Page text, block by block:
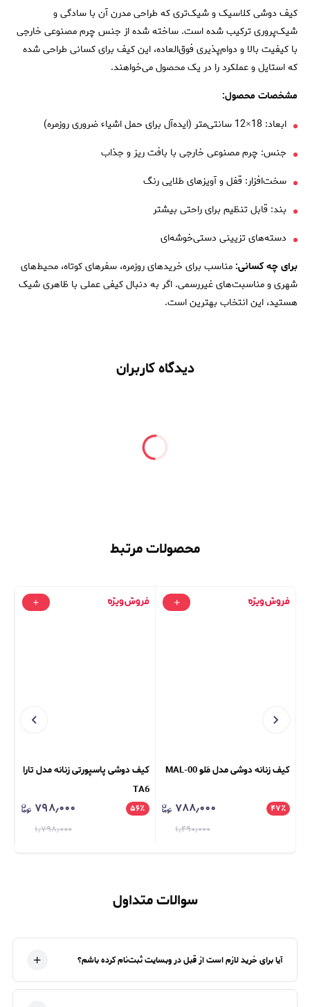
کیف دوشی کلاسیک و شیک‌تری که طراحی مدرن آن با سادگی و
شیک‌پروری ترکیب شده است. ساخته شده از جنس چرم مصنوعی خارجی
با کیفیت بالا و دوام‌پذیری فوق‌العاده، این کیف برای کسانی طراحی شده
که استایل و عملکرد را در یک محصول می‌خواهند.
مشخصات محصول:
ابعاد: 18×12 سانتی‌متر (ایده‌آل برای حمل اشیاء ضروری روزمره)
جنس: چرم مصنوعی خارجی با بافت ریز و جذاب
سخت‌افزار: قفل و آویزهای طلایی رنگ
بند: قابل تنظیم برای راحتی بیشتر
دسته‌های تزیینی دستی‌خوشه‌ای
برای چه کسانی: مناسب برای خریدهای روزمره، سفرهای کوتاه، محیط‌های
شهری و مناسبت‌های غیررسمی. اگر به دنبال کیفی عملی با ظاهری شیک
هستید، این انتخاب بهترین است.
دیدگاه کاربران
محصولات مرتبط
کیف زنانه دوشی مدل مَلو MAL-00
۴۷٪ ۷۸۸٫۰۰۰
۱٫۴۹۰٫۰۰۰
کیف دوشی پاسپورتی زنانه مدل تارا
TA6
۵۶٪ ۷۹۸٫۰۰۰
۱٫۷۹۸٫۰۰۰
سوالات متداول
آیا برای خرید لازم است از قبل در وبسایت ثبت‌نام کرده باشم؟